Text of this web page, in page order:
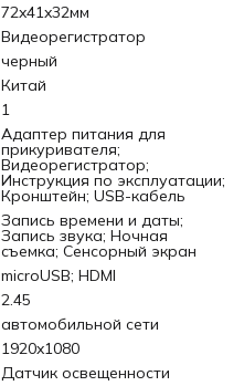
72x41x32мм
Видеорегистратор
черный
Китай
1
Адаптер питания для
прикуривателя;
Видеорегистратор;
Инструкция по эксплуатации;
Кронштейн; USB-кабель
Запись времени и даты;
Запись звука; Ночная
съемка; Сенсорный экран
microUSB; HDMI
2.45
автомобильной сети
1920x1080
Датчик освещенности